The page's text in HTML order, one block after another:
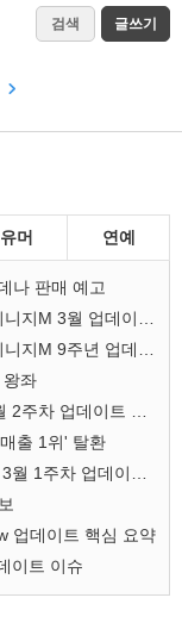
검색 글쓰기
유머 연예
나 판매 예고
좌
출 1위' 탈환
업데이트 핵심 요약
이트 이슈